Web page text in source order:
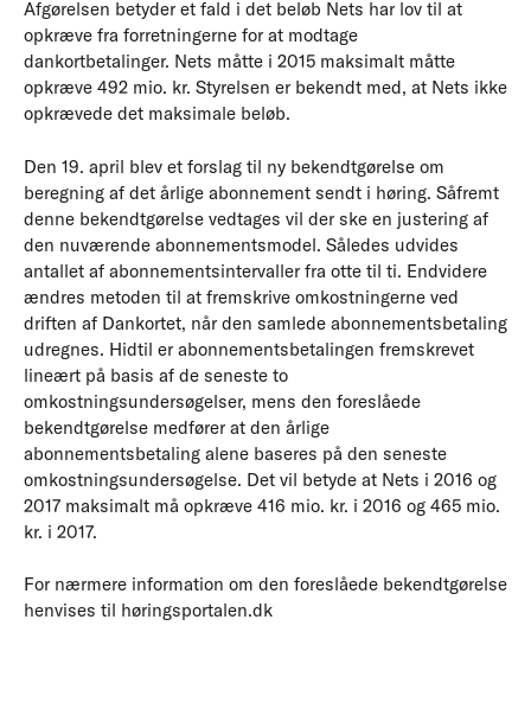
Afgørelsen betyder et fald i det beløb Nets har lov til at
opkræve fra forretningerne for at modtage
dankortbetalinger. Nets måtte i 2015 maksimalt måtte
opkræve 492 mio. kr. Styrelsen er bekendt med, at Nets ikke
opkrævede det maksimale beløb.
Den 19. april blev et forslag til ny bekendtgørelse om
beregning af det årlige abonnement sendt i høring. Såfremt
denne bekendtgørelse vedtages vil der ske en justering af
den nuværende abonnementsmodel. Således udvides
antallet af abonnementsintervaller fra otte til ti. Endvidere
ændres metoden til at fremskrive omkostningerne ved
driften af Dankortet, når den samlede abonnementsbetaling
udregnes. Hidtil er abonnementsbetalingen fremskrevet
lineært på basis af de seneste to
omkostningsundersøgelser, mens den foreslåede
bekendtgørelse medfører at den årlige
abonnementsbetaling alene baseres på den seneste
omkostningsundersøgelse. Det vil betyde at Nets i 2016 og
2017 maksimalt må opkræve 416 mio. kr. i 2016 og 465 mio.
kr. i 2017.
For nærmere information om den foreslåede bekendtgørelse
henvises til høringsportalen.dk